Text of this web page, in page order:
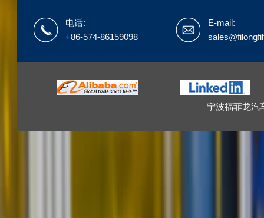
电话:
+86-574-86159098
E-mail:
宁波福菲龙汽